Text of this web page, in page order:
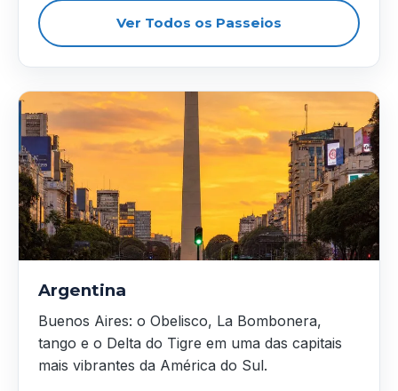
Ver Todos os Passeios
Argentina
Buenos Aires: o Obelisco, La Bombonera,
tango e o Delta do Tigre em uma das capitais
mais vibrantes da América do Sul.